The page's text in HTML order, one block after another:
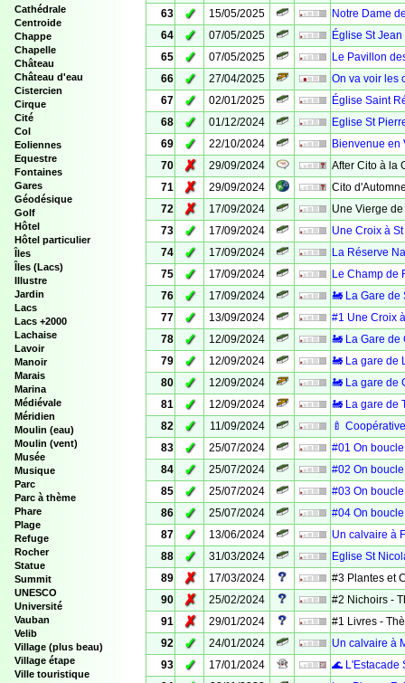
Cathédrale
Centroide
Chappe
Chapelle
Château
Château d'eau
Cistercien
Cirque
Cité
Col
Eoliennes
Equestre
Fontaines
Gares
Géodésique
Golf
Hôtel
Hôtel particulier
Îles
Îles (Lacs)
Illustre
Jardin
Lacs
Lacs +2000
Lachaise
Lavoir
Manoir
Marais
Marina
Médiévale
Méridien
Moulin (eau)
Moulin (vent)
Musée
Musique
Parc
Parc à thème
Phare
Plage
Refuge
Rocher
Statue
Summit
UNESCO
Université
Vauban
Velib
Village (plus beau)
Village étape
Ville touristique
63
✓ 15/05/2025
Notre Dame
64
✓ 07/05/2025
Église St
65
✓ 07/05/2025
Le Pavillon
66
✓ 27/04/2025
On va voir les
67
✓ 02/01/2025
Église Saint
68
✓ 01/12/2024
Eglise St
69
✓ 22/10/2024
Bienvenue en
70
✗ 29/09/2024
After Cito à la
71
✗ 29/09/2024
Cito
72
✗ 17/09/2024
Une Vierge
73
✓ 17/09/2024
Une Croix à
74
✓ 17/09/2024
La Réserve
75
✓ 17/09/2024
Le Champ de
76
✓ 17/09/2024
🚂 La Gare de
77
✓ 13/09/2024
#1 Une Croix
78
✓ 12/09/2024
🚂 La Gare de
79
✓ 12/09/2024
🚂 La gare de
80
✓ 12/09/2024
🚂 La gare de
81
✓ 12/09/2024
🚂 La gare de
82
✓ 11/09/2024
🍼
83
✓ 25/07/2024
#01 On
84
✓ 25/07/2024
#02 On
85
✓ 25/07/2024
#03 On
86
✓ 25/07/2024
#04 On
87
✓ 13/06/2024
Un calvaire à
88
✓ 31/03/2024
Eglise St
89
✗ 17/03/2024
#3 Plantes et
90
✗ 25/02/2024
#2 Nichoirs -
91
✗ 29/01/2024
#1 Livres -
92
✓ 24/01/2024
Un calvaire à
93
✓ 17/01/2024
🌊 L'Estacade